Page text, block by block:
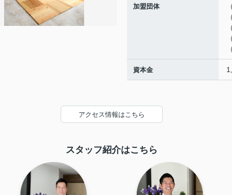
加盟団体
資本金
アクセス情報はこちら
スタッフ紹介はこちら